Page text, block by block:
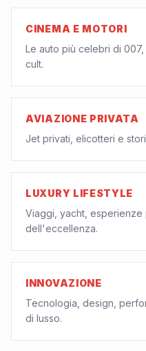
CINEMA E MOTORI
Le auto più celebri di
cult.
AVIAZIONE PRIVATA
Jet privati, elicotteri e
LUXURY LIFESTYLE
Viaggi, yacht, esperienze
dell'eccellenza.
INNOVAZIONE
Tecnologia, design,
di lusso.